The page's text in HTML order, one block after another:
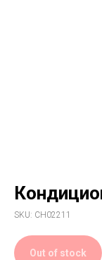
SKU: CH02211
Out of stock